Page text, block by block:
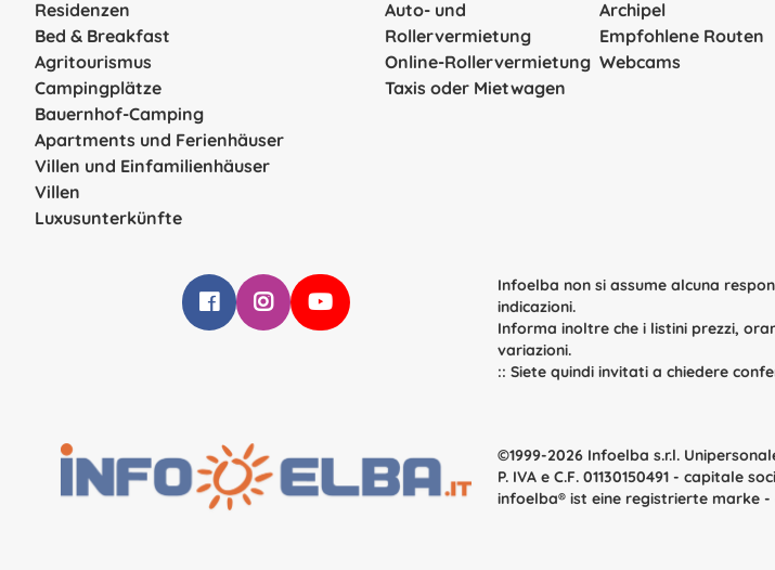
Residenzen
Bed & Breakfast
Agritourismus
Campingplätze
Bauernhof-Camping
Apartments und Ferienhäuser
Villen und Einfamilienhäuser
Villen
Luxusunterkünfte
Auto- und
Rollervermietung
Online-Rollervermietung
Taxis oder Mietwagen
Archipel
Empfohlene Routen
Webcams
Infoelba su Facebook
Infoelba su Instagram
Infoelba su YouTube
Infoelba non si assume alcuna
indicazioni.
Informa inoltre che i listini prezzi,
variazioni.
:: Siete quindi invitati a chiedere
©1999-2026 Infoelba s.r.l.
P. IVA e C.F. 01130150491 - capitale
infoelba® ist eine registrierte marke